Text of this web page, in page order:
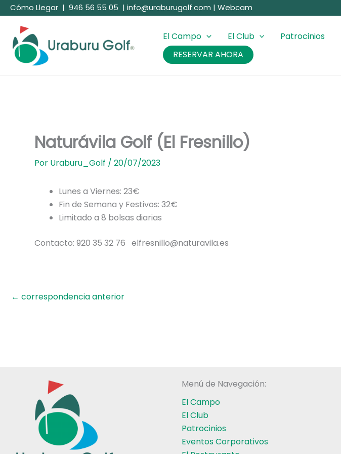
al
contenido
Cómo Llegar | 946 56 55 05 | info@uraburugolf.com | Webcam
El Campo El Club Patrocinios
RESERVAR AHORA
Naturávila Golf (El Fresnillo)
Por Uraburu_Golf / 20/07/2023
Lunes a Viernes: 23€
Fin de Semana y Festivos: 32€
Limitado a 8 bolsas diarias
Contacto: 920 35 32 76 elfresnillo@naturavila.es
← correspondencia anterior
Menú de Navegación:
El Campo
El Club
Patrocinios
Eventos Corporativos